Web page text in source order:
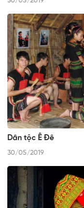
Dân tộc Ê Đê
30/05/2019